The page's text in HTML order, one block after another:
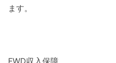
ます。